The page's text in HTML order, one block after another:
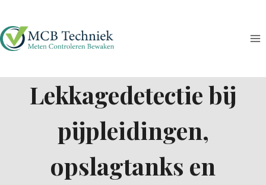
naar
inhoud
Lekkagedetectie bij
pijpleidingen,
opslagtanks en